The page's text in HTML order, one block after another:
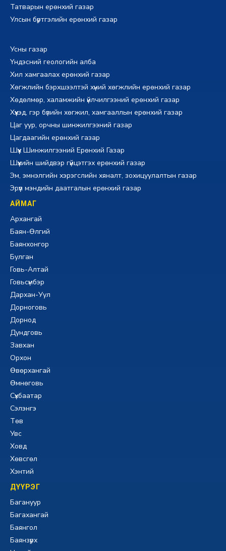
Татварын ерөнхий газар
Улсын бүртгэлийн ерөнхий газар
Усны газар
Үндэсний геологийн алба
Хил хамгаалах ерөнхий газар
Хөгжлийн бэрхшээлтэй хүний хөгжлийн ерөнхий газар
Хөдөлмөр, халамжийн үйлчилгээний ерөнхий газар
Хүүхэд, гэр бүлийн хөгжил, хамгааллын ерөнхий газар
Цаг уур, орчны шинжилгээний газар
Цагдаагийн ерөнхий газар
Шүүх Шинжилгээний Ерөнхий Газар
Шүүхийн шийдвэр гүйцэтгэх ерөнхий газар
Эм, эмнэлгийн хэрэгслийн хяналт, зохицуулалтын газар
Эрүүл мэндийн даатгалын ерөнхий газар
АЙМАГ
Архангай
Баян-Өлгий
Баянхонгор
Булган
Говь-Алтай
Говьсүмбэр
Дархан-Уул
Дорноговь
Дорнод
Дундговь
Завхан
Орхон
Өвөрхангай
Өмнөговь
Сүхбаатар
Сэлэнгэ
Төв
Увс
Ховд
Хөвсгөл
Хэнтий
ДҮҮРЭГ
Багануур
Багахангай
Баянгол
Баянзүрх